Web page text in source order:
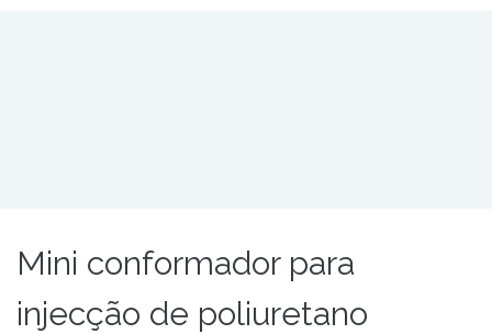
Mini conformador para
injecção de poliuretano